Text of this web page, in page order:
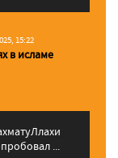
15:22
в исламе
...